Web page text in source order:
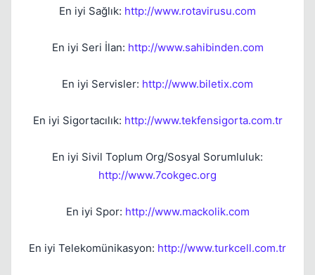
En iyi Sağlık: http://www.rotavirusu.com
En iyi Seri İlan: http://www.sahibinden.com
En iyi Servisler: http://www.biletix.com
En iyi Sigortacılık: http://www.tekfensigorta.com.tr
En iyi Sivil Toplum Org/Sosyal Sorumluluk:
http://www.7cokgec.org
En iyi Spor: http://www.mackolik.com
En iyi Telekomünikasyon: http://www.turkcell.com.tr